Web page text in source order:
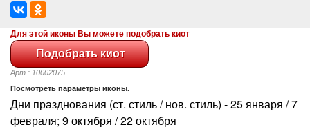
Для этой иконы Вы можете подобрать киот
Арт.: 10002075
Посмотреть параметры иконы.
Дни празднования (ст. стиль / нов. стиль) - 25 января / 7
февраля; 9 октября / 22 октября